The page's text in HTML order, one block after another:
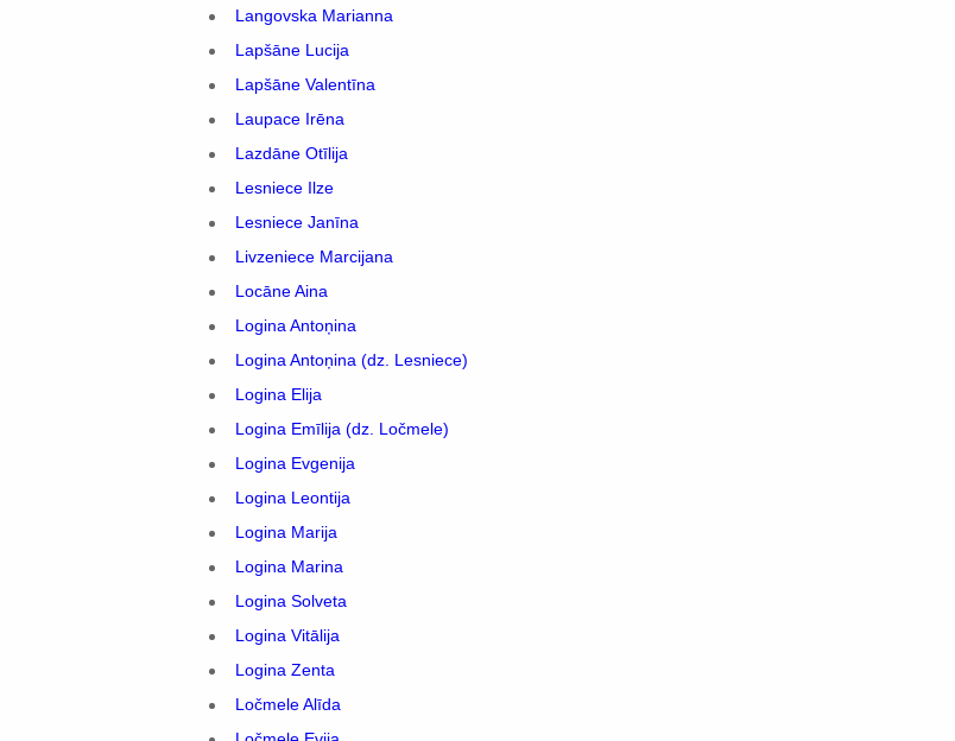
Langovska Marianna
Lapšāne Lucija
Lapšāne Valentīna
Laupace Irēna
Lazdāne Otīlija
Lesniece Ilze
Lesniece Janīna
Livzeniece Marcijana
Locāne Aina
Logina Antoņina
Logina Antoņina (dz. Lesniece)
Logina Elija
Logina Emīlija (dz. Ločmele)
Logina Evgenija
Logina Leontija
Logina Marija
Logina Marina
Logina Solveta
Logina Vitālija
Logina Zenta
Ločmele Alīda